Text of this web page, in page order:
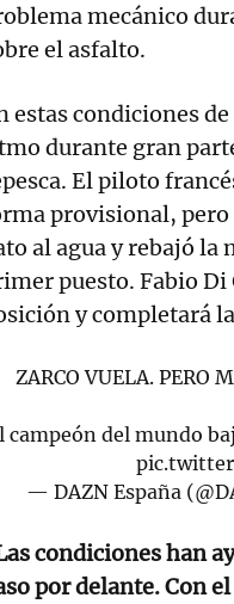
mecánico
el asfalto.
estas condiciones
durante gran
El piloto
provisional, pero
al agua y rebajó la
puesto. Fabio
y completará
ZARCO VUELA. PERO
campeón del mundo
— DAZN España
condiciones han
por delante. Con